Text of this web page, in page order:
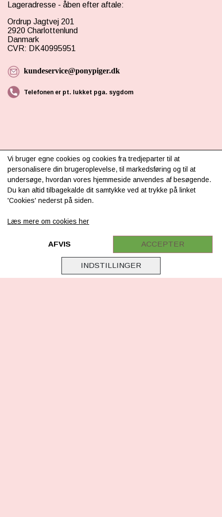
Lageradresse - åben efter aftale:
Ordrup Jagtvej 201
2920 Charlottenlund
Danmark
CVR: DK40995951
kundeservice@ponypiger.dk
Telefonen er pt. lukket pga. sygdom
INFORMATION
Om os
Levering & betaling
FAQ
Virksomhedsoplysninger
Vi bruger egne cookies og cookies fra tredjeparter til at
personalisere din brugeroplevelse, til markedsføring og til at
undersøge, hvordan vores hjemmeside anvendes af besøgende.
Du kan altid tilbagekalde dit samtykke ved at trykke på linket
'Cookies' nederst på siden.
Læs mere om cookies her
INDSTILLINGER
AFVIS ACCEPTER